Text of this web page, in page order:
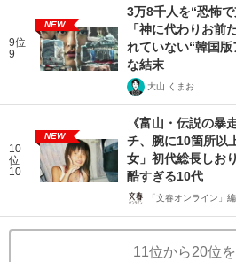
9位
9
NEW
3万8千人を“恐怖
「神に代わりお前
れていない“韓国
な結末
大山 くまお
10
位
10
NEW
《富山・伝説の暴
チ、腕に10箇所以
女」初代総長しお
酷すぎる10代
「文春オンライン」
11位から20位